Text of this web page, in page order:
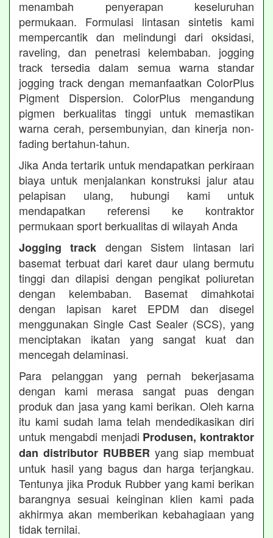
menambah penyerapan keseluruhan
permukaan. Formulasi lintasan sintetis kami
mempercantik dan melindungi dari oksidasi,
raveling, dan penetrasi kelembaban. jogging
track tersedia dalam semua warna standar
jogging track dengan memanfaatkan ColorPlus
Pigment Dispersion. ColorPlus mengandung
pigmen berkualitas tinggi untuk memastikan
warna cerah, persembunyian, dan kinerja non-
fading bertahun-tahun.
Jika Anda tertarik untuk mendapatkan perkiraan
biaya untuk menjalankan konstruksi jalur atau
pelapisan ulang, hubungi kami untuk
mendapatkan referensi ke kontraktor
permukaan sport berkualitas di wilayah Anda
Jogging track dengan Sistem lintasan lari
basemat terbuat dari karet daur ulang bermutu
tinggi dan dilapisi dengan pengikat poliuretan
dengan kelembaban. Basemat dimahkotai
dengan lapisan karet EPDM dan disegel
menggunakan Single Cast Sealer (SCS), yang
menciptakan ikatan yang sangat kuat dan
mencegah delaminasi.
Para pelanggan yang pernah bekerjasama
dengan kami merasa sangat puas dengan
produk dan jasa yang kami berikan. Oleh karna
itu kami sudah lama telah mendedikasikan diri
untuk mengabdi menjadi Produsen, kontraktor
dan distributor RUBBER yang siap membuat
untuk hasil yang bagus dan harga terjangkau.
Tentunya jika Produk Rubber yang kami berikan
barangnya sesuai keinginan klien kami pada
akhirmya akan memberikan kebahagiaan yang
tidak ternilai.